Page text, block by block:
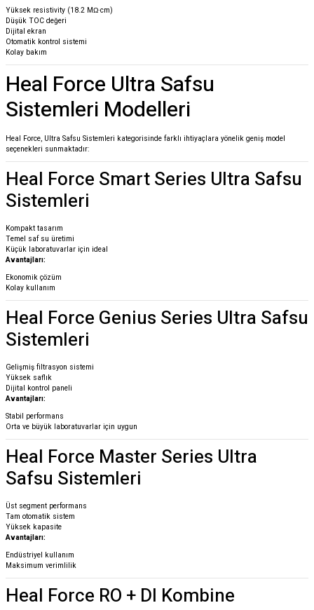
Yüksek resistivity (18.2 MΩ·cm)
Düşük TOC değeri
Dijital ekran
Otomatik kontrol sistemi
Kolay bakım
Heal Force Ultra Safsu
Sistemleri Modelleri
Heal Force, Ultra Safsu Sistemleri kategorisinde farklı ihtiyaçlara yönelik geniş model
seçenekleri sunmaktadır:
Heal Force Smart Series Ultra Safsu
Sistemleri
Kompakt tasarım
Temel saf su üretimi
Küçük laboratuvarlar için ideal
Avantajları:
Ekonomik çözüm
Kolay kullanım
Heal Force Genius Series Ultra Safsu
Sistemleri
Gelişmiş filtrasyon sistemi
Yüksek saflık
Dijital kontrol paneli
Avantajları:
Stabil performans
Orta ve büyük laboratuvarlar için uygun
Heal Force Master Series Ultra
Safsu Sistemleri
Üst segment performans
Tam otomatik sistem
Yüksek kapasite
Avantajları:
Endüstriyel kullanım
Maksimum verimlilik
Heal Force RO + DI Kombine